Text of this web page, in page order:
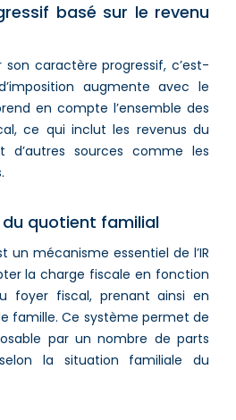
basé sur le revenu
son caractère progressif, c’est-
augmente avec le
en compte l’ensemble des
ce qui inclut les revenus du
d’autres sources comme les
quotient familial
un mécanisme essentiel de l’IR
la charge fiscale en fonction
foyer fiscal, prenant ainsi en
famille. Ce système permet de
par un nombre de parts
la situation familiale du